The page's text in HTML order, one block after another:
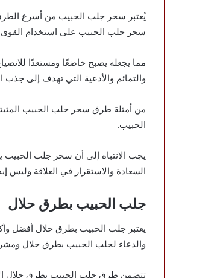
يُعتبر سحر جلب الحبيب من أسرع
سحر جلب الحبيب على استخدام القوى
مما يجعله يصبح خاضعًا ومستعدًا
والتمائم والأدعية التي تهدف إلى
من أمثلة طرق سحر جلب الحبيب
الحبيب.
يجب الانتباه إلى أن سحر جلب
السعادة والاستقرار في العلاقة وليس
جلب الحبيب بطرق حلال
يعتبر جلب الحبيب بطرق حلال أفضل
والدعاء لجلب الحبيب بطرق حلال
تتضمن طرق جلب الحبيب بطرق حلال